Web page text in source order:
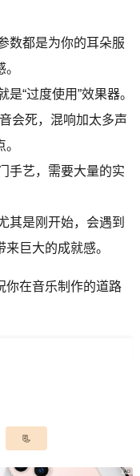
数都是为你的耳朵服
“过度使用”效果器。
会死，混响加太多声
手艺，需要大量的实
其是刚开始，会遇到
巨大的成就感。
你在音乐制作的道路